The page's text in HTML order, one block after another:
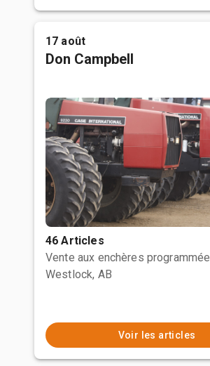
17 août
Don Campbell
46 Articles
Vente aux enchères programmée
Westlock, AB
Voir les articles